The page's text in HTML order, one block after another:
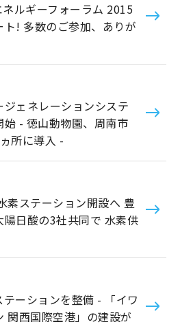
ルギーフォーラム 2015
! 多数のご参加、ありが
ェネレーションシステ
- 徳山動物園、周南市
所に導入 -
素ステーション開設へ 豊
日酸の3社共同で 水素供
ーションを整備 - 「イワ
関西国際空港」の建設が